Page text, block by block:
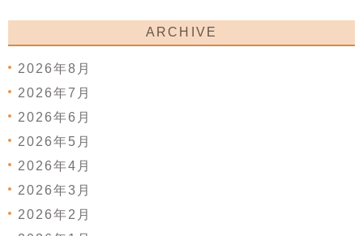
ARCHIVE
2026年8月
2026年7月
2026年6月
2026年5月
2026年4月
2026年3月
2026年2月